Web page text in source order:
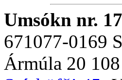
Umsókn nr.
671077-0169
Ármúla 20